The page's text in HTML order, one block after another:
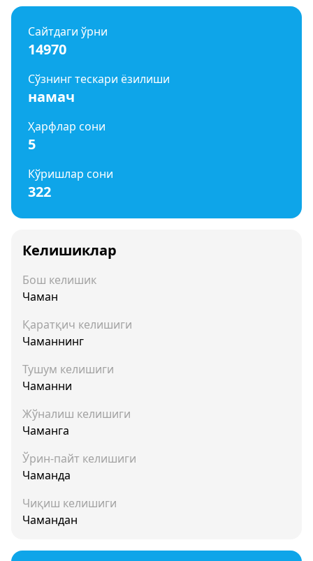
Сайтдаги ўрни
14970
Сўзнинг тескари ёзилиши
намач
Ҳарфлар сони
5
Кўришлар сони
322
Келишиклар
Бош келишик
Чаман
Қаратқич келишиги
Чаманнинг
Тушум келишиги
Чаманни
Жўналиш келишиги
Чаманга
Ўрин-пайт келишиги
Чаманда
Чиқиш келишиги
Чамандан